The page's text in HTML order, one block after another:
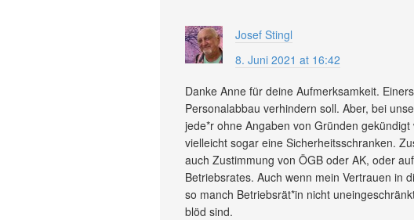
Josef Stingl
8. Juni 2021 at 16:42
Danke Anne für deine Aufmerksamkeit.
Personalabbau verhindern soll. Aber, bei
jede*r ohne Angaben von Gründen
vielleicht sogar eine Sicherheitsschranken.
auch Zustimmung von ÖGB oder AK, oder
Betriebsrates. Auch wenn mein Vertrauen in
so manch Betriebsrät*in nicht
blöd sind.